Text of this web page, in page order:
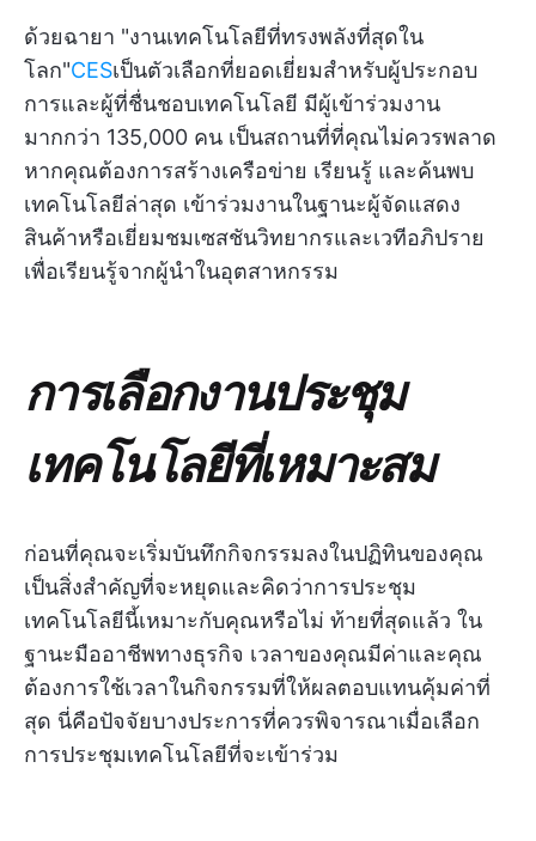
ด้วยฉายา "งานเทคโนโลยีที่ทรงพลังที่สุดใน
โลก"CESเป็นตัวเลือกที่ยอดเยี่ยมสำหรับผู้ประกอบ
การและผู้ที่ชื่นชอบเทคโนโลยี มีผู้เข้าร่วมงาน
มากกว่า 135,000 คน เป็นสถานที่ที่คุณไม่ควรพลาด
หากคุณต้องการสร้างเครือข่าย เรียนรู้ และค้นพบ
เทคโนโลยีล่าสุด เข้าร่วมงานในฐานะผู้จัดแสดง
สินค้าหรือเยี่ยมชมเซสชันวิทยากรและเวทีอภิปราย
เพื่อเรียนรู้จากผู้นำในอุตสาหกรรม
การเลือกงานประชุม
เทคโนโลยีที่เหมาะสม
ก่อนที่คุณจะเริ่มบันทึกกิจกรรมลงในปฏิทินของคุณ
เป็นสิ่งสำคัญที่จะหยุดและคิดว่าการประชุม
เทคโนโลยีนี้เหมาะกับคุณหรือไม่ ท้ายที่สุดแล้ว ใน
ฐานะมืออาชีพทางธุรกิจ เวลาของคุณมีค่าและคุณ
ต้องการใช้เวลาในกิจกรรมที่ให้ผลตอบแทนคุ้มค่าที่
สุด นี่คือปัจจัยบางประการที่ควรพิจารณาเมื่อเลือก
การประชุมเทคโนโลยีที่จะเข้าร่วม